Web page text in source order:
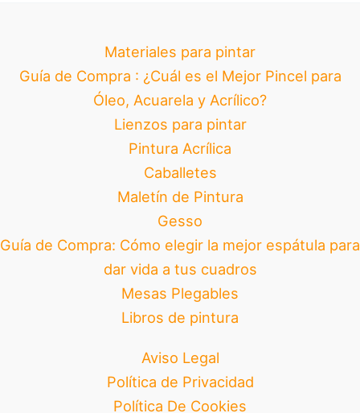
Materiales para pintar
Guía de Compra : ¿Cuál es el Mejor Pincel para
Óleo, Acuarela y Acrílico?
Lienzos para pintar
Pintura Acrílica
Caballetes
Maletín de Pintura
Gesso
Guía de Compra: Cómo elegir la mejor espátula para
dar vida a tus cuadros
Mesas Plegables
Libros de pintura
Aviso Legal
Política de Privacidad
Política De Cookies